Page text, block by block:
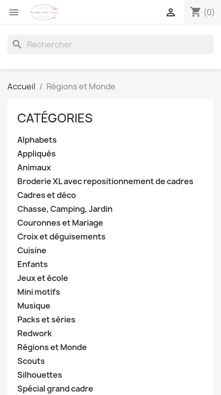
 shopping_cart (0)

search
Accueil Régions et Monde
CATÉGORIES
Alphabets
Appliqués
Animaux
Broderie XL avec repositionnement de cadres
Cadres et déco
Chasse, Camping, Jardin
Couronnes et Mariage
Croix et déguisements
Cuisine
Enfants
Jeux et école
Mini motifs
Musique
Packs et séries
Redwork
Régions et Monde
Scouts
Silhouettes
Spécial grand cadre